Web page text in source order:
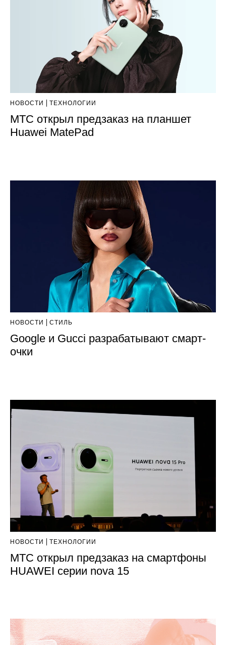
НОВОСТИ ТЕХНОЛОГИИ
МТС открыл предзаказ на планшет
Huawei MatePad
НОВОСТИ СТИЛЬ
Google и Gucci разрабатывают смарт-
очки
НОВОСТИ ТЕХНОЛОГИИ
МТС открыл предзаказ на смартфоны
HUAWEI серии nova 15